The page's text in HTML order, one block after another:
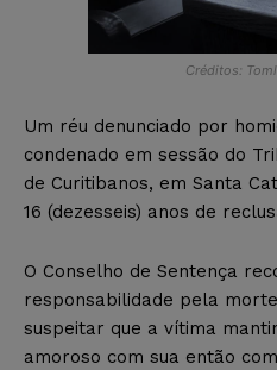
Créditos:
Um réu denunciado por
condenado em sessão do
de Curitibanos, em Santa
16 (dezesseis) anos de
O Conselho de Sentença
responsabilidade pela
suspeitar que a vítima
amoroso com sua então